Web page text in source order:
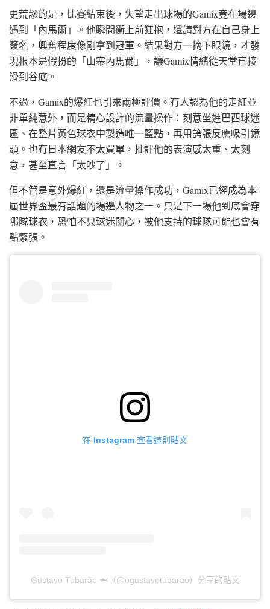
更荒謬的是，比賽結束後，失望走出球場的Gamix竟在場邊
遇到「內馬爾」。他瞬間衝上前狂抱，還請對方在自己身上
簽名，興奮程度像剛拿到冠軍。結果對方一摘下眼鏡，才發
現根本是假扮的「山寨內馬爾」，讓Gamix情緒從天堂直接
滑到谷底。
不過，Gamix的爆紅也引來兩極評價。有人認為他的走紅並
非單純意外，而是精心設計的流量操作：刻意坐進巴西球迷
區、在整片黃色球衣中製造唯一藍點，再用誇張反應吸引鏡
頭。也有日本網友不太買單，批評他的表演感太重、太刻
意，甚至直言「太吵了」。
但不管是意外爆紅，還是流量操作成功，Gamix已經成為本
屆世界盃最有話題的場邊人物之一。只是下一場他到底會穿
哪隊球衣，恐怕不只球迷關心，被他支持的球隊可能也會有
點緊張。
在 Instagram 查看這則貼文
Gustavo Tubarão 🦈（@ogustavotubarao）分享的貼文